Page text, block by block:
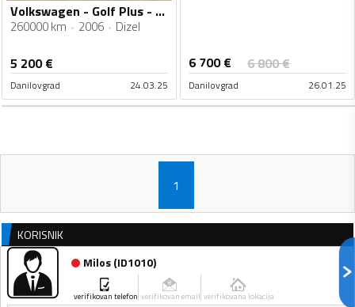
Volkswagen - Golf Plus - 1.9 66kw
260000 km 2006 Dizel
5 200€
Danilovgrad 24.03.25
6 700€ 6 800€
Danilovgrad 26.01.25
1
KORISNIK
Milos(ID1010)
verifikovan telefon verifikovan email verifikovana lokacija